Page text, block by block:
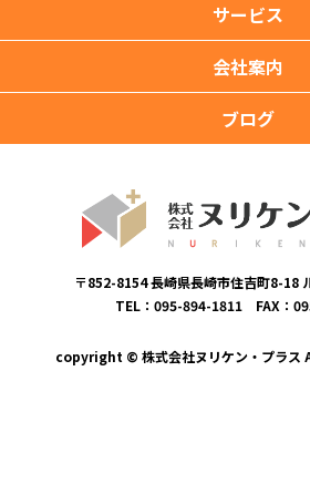
サービス
会社案内
ブログ
〒852-8154 長崎県長崎市住吉町8-18
TEL：095-894-1811 FAX：
copyright © 株式会社ヌリケン・プラ